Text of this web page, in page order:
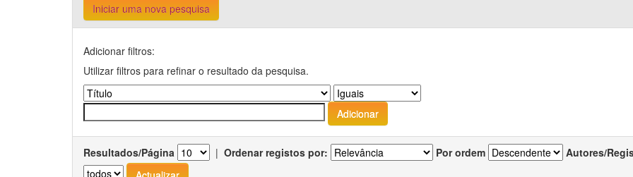
Iniciar uma nova pesquisa
Adicionar filtros:
Utilizar filtros para refinar o resultado da pesquisa.
Resultados/Página | Ordenar registos por: Por ordem Autores/